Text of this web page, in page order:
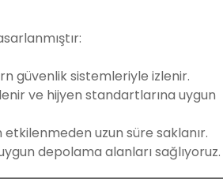
güvenlik sistemleriyle izlenir.
ve hijyen standartlarına uygun
uzun süre saklanır.
depolama alanları sağlıyoruz.